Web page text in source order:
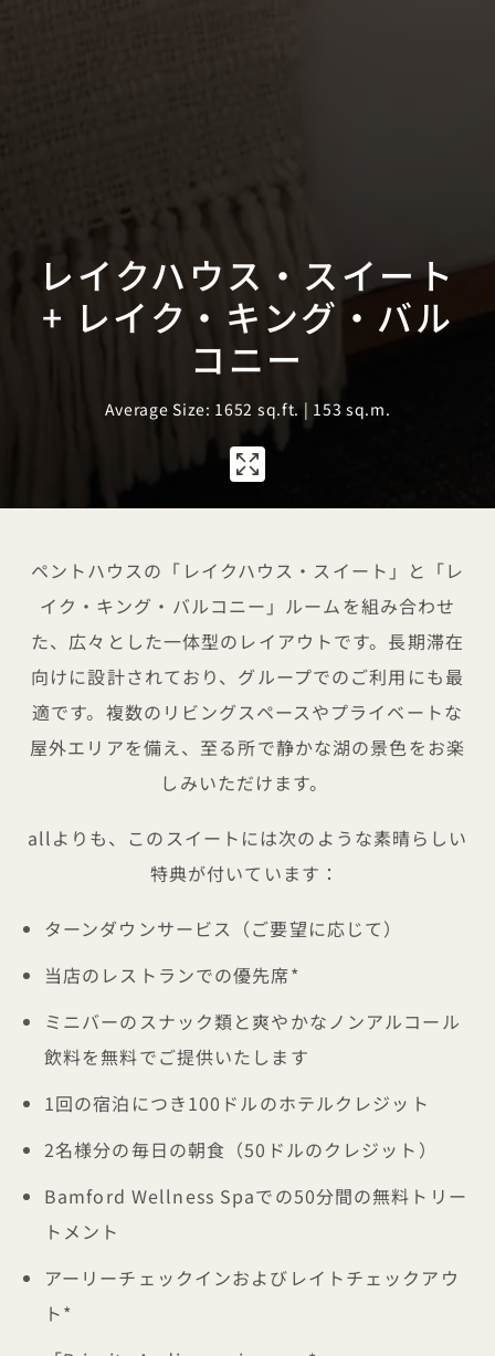
レイクハウス・スイート
+ レイク・キング・バル
コニー
Average Size: 1652 sq.ft. | 153 sq.m.
ペントハウスの「レイクハウス・スイート」と「レ
イク・キング・バルコニー」ルームを組み合わせ
た、広々とした一体型のレイアウトです。長期滞在
向けに設計されており、グループでのご利用にも最
適です。複数のリビングスペースやプライベートな
屋外エリアを備え、至る所で静かな湖の景色をお楽
しみいただけます。
allよりも、このスイートには次のような素晴らしい
特典が付いています：
ターンダウンサービス（ご要望に応じて）
当店のレストランでの優先席*
ミニバーのスナック類と爽やかなノンアルコール
飲料を無料でご提供いたします
1回の宿泊につき100ドルのホテルクレジット
2名様分の毎日の朝食（50ドルのクレジット）
Bamford Wellness Spaでの50分間の無料トリー
トメント
アーリーチェックインおよびレイトチェックアウ
ト*